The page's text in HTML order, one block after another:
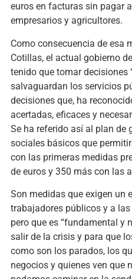
euros en facturas sin pagar
empresarios y agricultores.
Como consecuencia de esa
Cotillas, el actual gobierno
tenido que tomar decisiones
salvaguardan los servicios
decisiones que, ha
acertadas, eficaces y
Se ha referido así al plan de
sociales básicos que
con las primeras medidas
de euros y 350 más con las
Son medidas que exigen un
trabajadores públicos y a
pero que es “fundamental y
salir de la crisis y para que
como son los parados, los
negocios y quienes ven que